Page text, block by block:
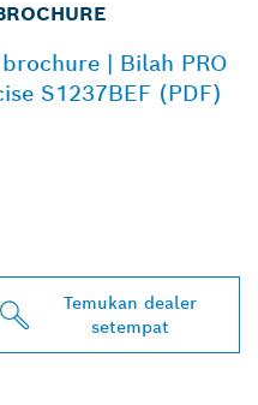
| Bilah PRO
S1237BEF (PDF)
Temukan dealer
setempat